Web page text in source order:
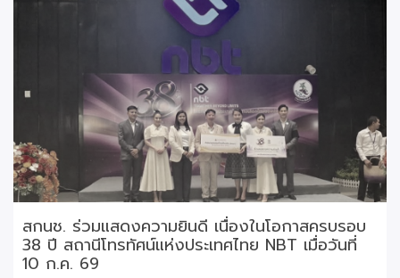
สกนช. ร่วมแสดงความยินดี เนื่องในโอกาสครบรอบ
38 ปี สถานีโทรทัศน์แห่งประเทศไทย NBT เมื่อวันที่
10 ก.ค. 69